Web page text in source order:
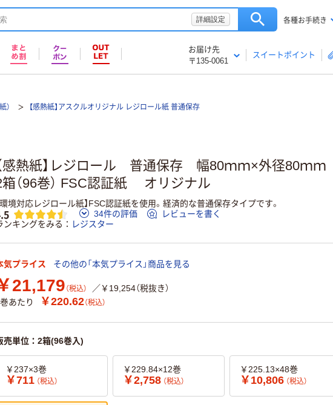
詳細設定 各種お手続き
お届け先
〒135-0061
スイートポイント
） 【感熱紙】アスクルオリジナル レジロール紙 普通保存
感熱紙】レジロール 普通保存 幅80ｍｍ×外径80ｍｍ
箱（96巻） FSC認証紙 オリジナル
環境対応レジロール紙】FSC認証紙を使用。経済的な普通保存タイプです。
34件の評価
レビューを書く
ンキングをみる
レジスター
気プライス その他の「本気プライス」商品を見る
21,179 （税込）
／￥19,254（税抜き）
あたり
￥220.62（税込）
売単位：2箱(96巻入)
￥237×3巻
￥711 （税込）
￥229.84×12巻
￥2,758 （税込）
￥225.13×48巻
￥10,806 （税込）